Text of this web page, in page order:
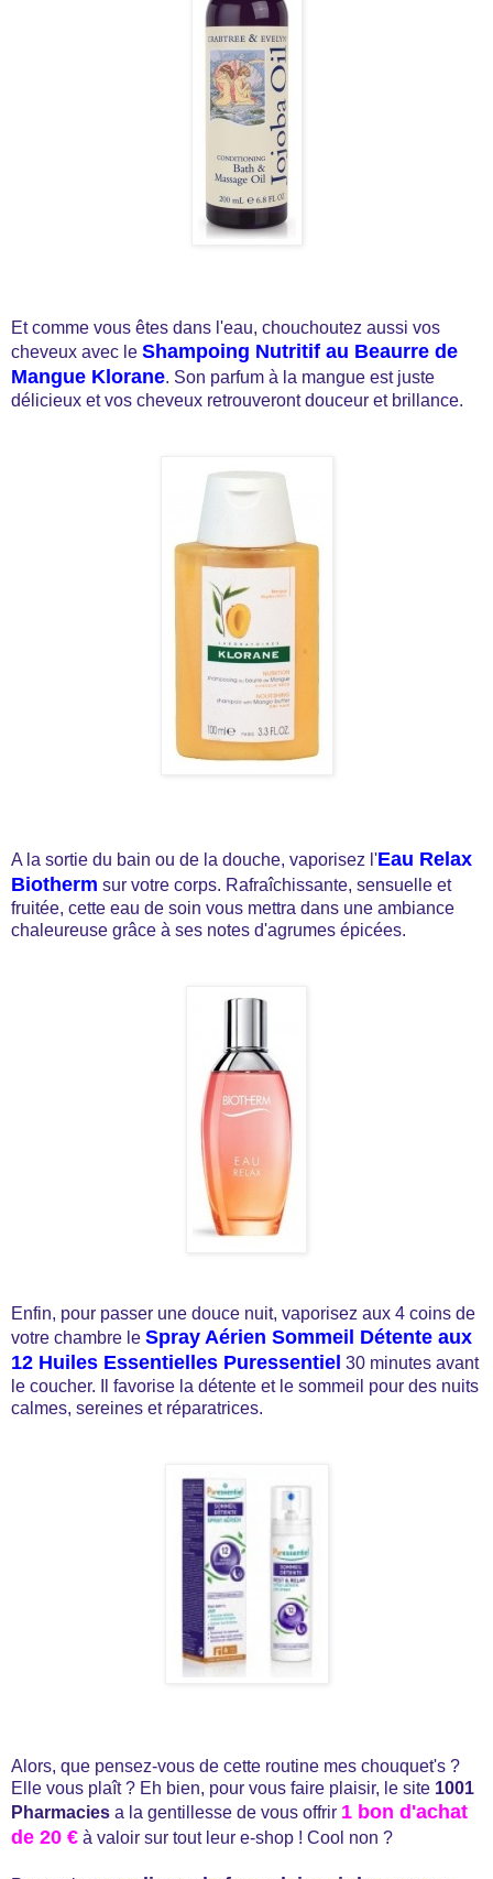
Et comme vous êtes dans l'eau, chouchoutez aussi vos
cheveux avec le Shampoing Nutritif au Beaurre de
Mangue Klorane. Son parfum à la mangue est juste
délicieux et vos cheveux retrouveront douceur et brillance.
A la sortie du bain ou de la douche, vaporisez l'Eau Relax
Biotherm sur votre corps. Rafraîchissante, sensuelle et
fruitée, cette eau de soin vous mettra dans une ambiance
chaleureuse grâce à ses notes d'agrumes épicées.
Enfin, pour passer une douce nuit, vaporisez aux 4 coins de
votre chambre le Spray Aérien Sommeil Détente aux
12 Huiles Essentielles Puressentiel 30 minutes avant
le coucher. Il favorise la détente et le sommeil pour des nuits
calmes, sereines et réparatrices.
Alors, que pensez-vous de cette routine mes chouquet's ?
Elle vous plaît ? Eh bien, pour vous faire plaisir, le site 1001
Pharmacies a la gentillesse de vous offrir 1 bon d'achat
de 20 € à valoir sur tout leur e-shop ! Cool non ?